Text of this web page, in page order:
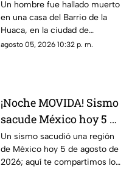
del Barrio de la Huaca,
en Veracruz
Un hombre fue hallado muerto
en una casa del Barrio de la
Huaca, en la ciudad de
Veracruz, por lo que la zona
agosto 05, 2026 10:32 p. m.
¡Noche MOVIDA! Sismo
sacude México hoy 5 de
agosto de 2026 ¿Cuál
fue la magnitud?
Un sismo sacudió una región
de México hoy 5 de agosto de
2026; aquí te compartimos los